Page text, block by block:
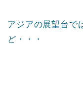
アジアの展望台で
ど・・・